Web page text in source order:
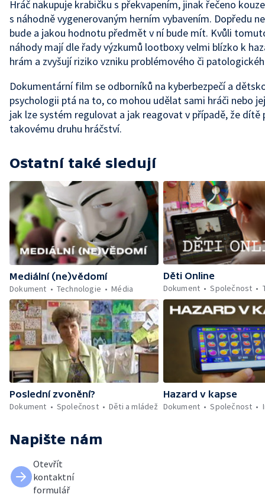
Hráč nakupuje krabičku s překvapením, jinak řečeno
s náhodně vygenerovaným herním vybavením. Dopředu
bude a jakou hodnotu předmět v ní bude mít. Kvůli
náhody mají dle řady výzkumů lootboxy velmi blízko k
hrám a zvyšují riziko vzniku problémového či
Dokumentární film se odborníků na kyberbezpečí a
psychologii ptá na to, co mohou udělat sami hráči nebo
jak lze systém regulovat a jak reagovat v případě, že dítě
takovému druhu hráčství.
Ostatní také sledují
Mediální (ne)vědomí
Dokument
Technologie Média
Děti Online
Dokument
Společnost
Poslední zvonění?
Dokument
Společnost Děti a mládež
Hazard v kapse
Dokument
Společnost
Napište nám
Otevřít
kontaktní
formulář